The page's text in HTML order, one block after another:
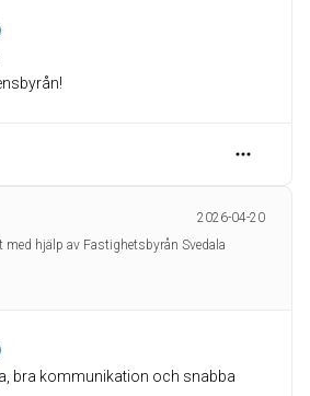
2026-04-20
med hjälp av Fastighetsbyrån Svedala
bra kommunikation och snabba